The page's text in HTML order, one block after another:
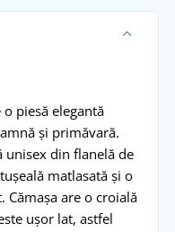
piesă elegantă
și primăvară.
unisex din flanelă de
matlasată și o
are o croială
ușor lat, astfel